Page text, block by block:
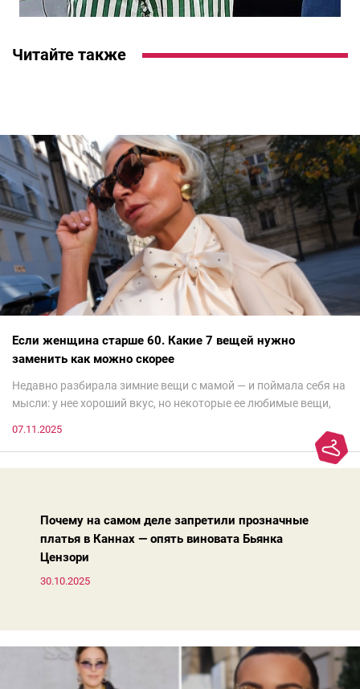
Читайте также
Если женщина старше 60. Какие 7 вещей нужно
заменить как можно скорее
Недавно разбирала зимние вещи с мамой — и поймала себя на
мысли: у нее хороший вкус, но некоторые ее любимые вещи,
моды. Вовсе нет.Проблема в том, что сама мода сделала шаг
07.11.2025
Почему на самом деле запретили прозначные
платья в Каннах — опять виновата Бьянка
Цензори
30.10.2025